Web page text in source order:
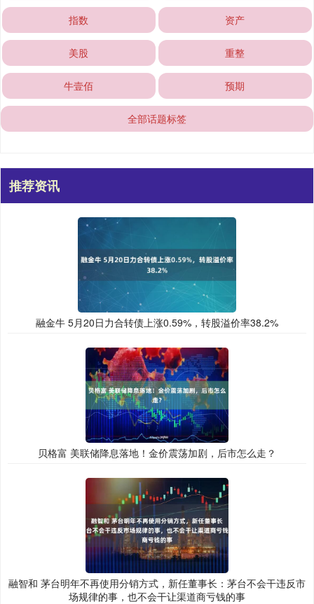
指数 资产
美股 重整
牛壹佰 预期
全部话题标签
推荐资讯
融金牛 5月20日力合转债上涨0.59%，转股溢价率38.2%
贝格富 美联储降息落地！金价震荡加剧，后市怎么走？
融智和 茅台明年不再使用分销方式，新任董事长：茅台不会干违反市
场规律的事，也不会干让渠道商亏钱的事